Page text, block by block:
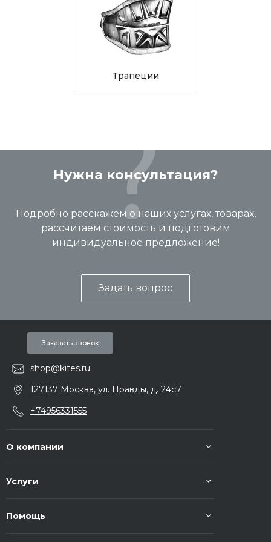
Трапеции
Нужна консультация?
Подробно расскажем о наших услугах, товарах,
рассчитаем стоимость и подготовим
индивидуальное предложение!
Задать вопрос
Заказать звонок
shop@kites.ru
127137 Москва, ул. Правды, д. 24с7
+74956331555
О компании
Услуги
Помощь